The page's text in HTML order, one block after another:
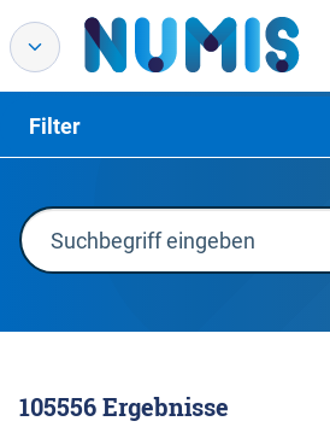
Filter
105556Ergebnisse